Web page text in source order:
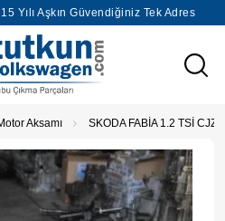
Yılı Aşkın Güvendiğiniz Tek Adres
Aksamı SKODA FABİA 1.2 TSİ CJZ